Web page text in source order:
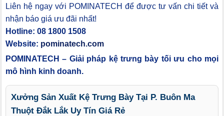
Liên hệ ngay với POMINATECH để được tư vấn chi tiết và
nhận báo giá ưu đãi nhất!
Hotline: 08 1800 1508
Website: pominatech.com
POMINATECH – Giải pháp kệ trưng bày tối ưu cho mọi
mô hình kinh doanh.
Xưởng Sản Xuất Kệ Trưng Bày Tại P. Buôn Ma
Thuột Đắk Lắk Uy Tín Giá Rẻ